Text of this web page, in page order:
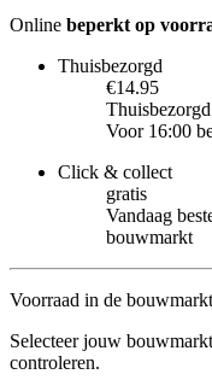
Online beperkt op
Thuisbezorgd
€14.95
Voor 16:00
Click & collect
gratis
Vandaag
bouwmarkt
Voorraad in de bouwmarkt
Selecteer jouw
controleren.